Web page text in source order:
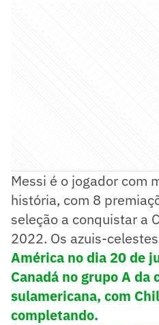
Messi é o jogador com
história, com 8
seleção a conquistar a
2022. Os azuis-
América no dia 20 de
Canadá no grupo A da
sulamericana, com
completando.